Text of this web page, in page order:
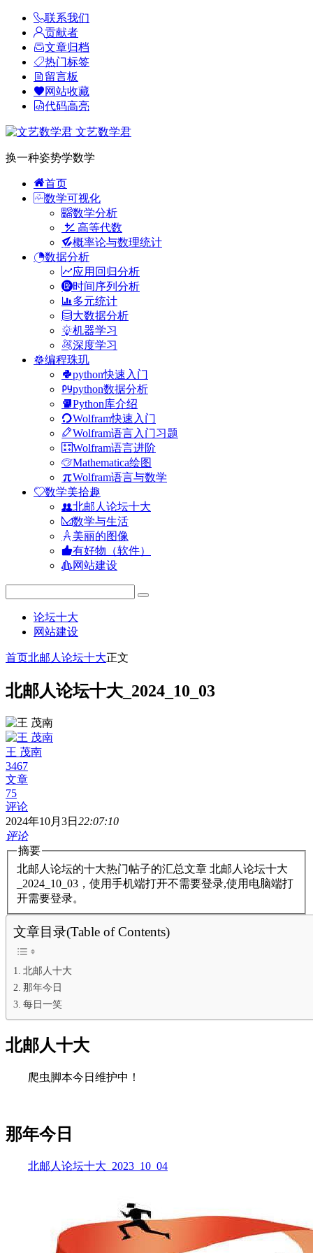
联系我们
贡献者
文章归档
热门标签
留言板
网站收藏
代码高亮
文艺数学君
换一种姿势学数学
首页
数学可视化
数学分析
高等代数
概率论与数理统计
数据分析
应用回归分析
时间序列分析
多元统计
大数据分析
机器学习
深度学习
编程珠玑
python快速入门
python数据分析
Python库介绍
Wolfram快速入门
Wolfram语言入门习题
Wolfram语言进阶
Mathematica绘图
Wolfram语言与数学
数学美拾趣
北邮人论坛十大
数学与生活
美丽的图像
有好物（软件）
网站建设
论坛十大
网站建设
首页北邮人论坛十大正文
北邮人论坛十大_2024_10_03
王 茂南
3467
文章
75
评论
2024年10月3日 22:07:10
评论
摘要
北邮人论坛的十大热门帖子的汇总文章 北邮人论坛十大
_2024_10_03，使用手机端打开不需要登录,使用电脑端打
开需要登录。
文章目录(Table of Contents)
北邮人十大
那年今日
每日一笑
北邮人十大
爬虫脚本今日维护中！
那年今日
北邮人论坛十大_2023_10_04